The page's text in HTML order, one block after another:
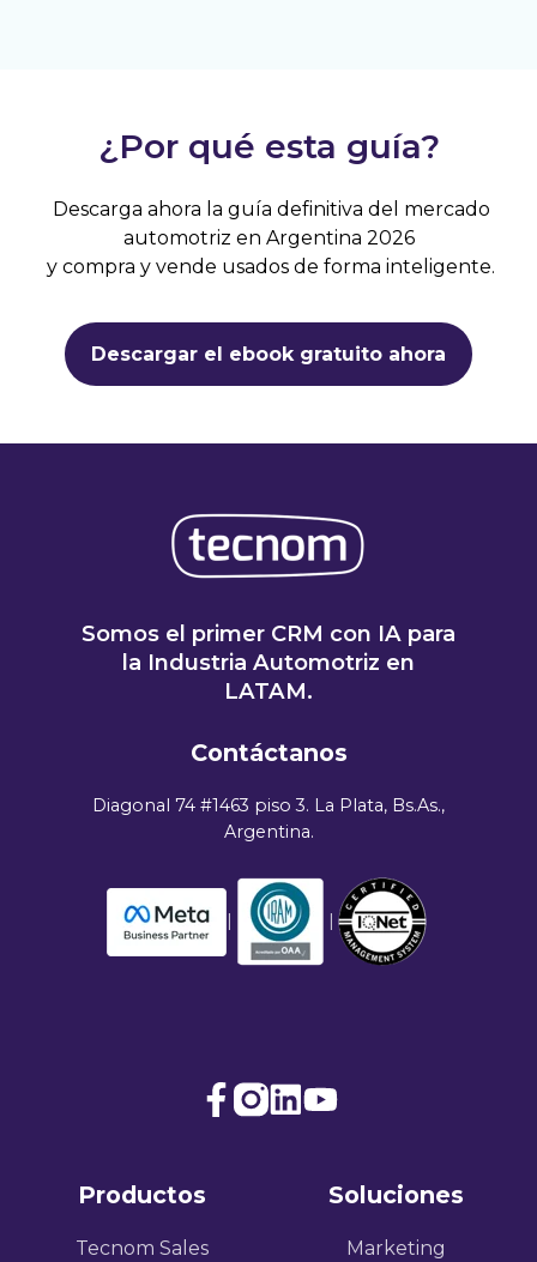
¿Por qué esta guía?
Descarga ahora la guía definitiva del mercado
automotriz en Argentina 2026
y compra y vende usados de forma inteligente.
Descargar el ebook gratuito ahora
Somos el primer CRM con IA para
la Industria Automotriz en
LATAM.
Contáctanos
Diagonal 74 #1463 piso 3. La Plata, Bs.As.,
Argentina.
| |
JoinBrowse
projects
Productos
Tecnom Sales
Soluciones
Marketing